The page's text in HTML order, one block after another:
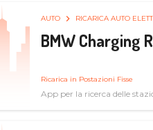
AUTO RICARICA AUTO
BMW Charging
Ricarica in Postazioni Fisse
App per la ricerca delle